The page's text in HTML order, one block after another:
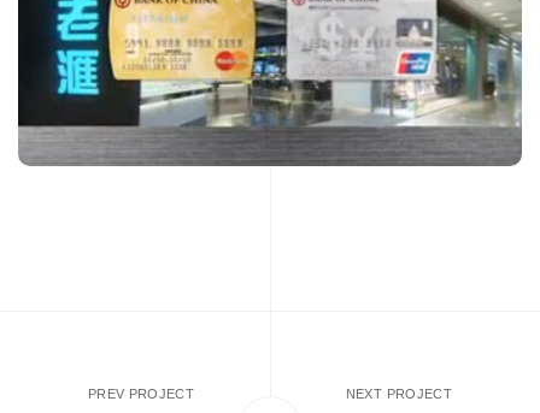
PREV PROJECT NEXT PROJECT